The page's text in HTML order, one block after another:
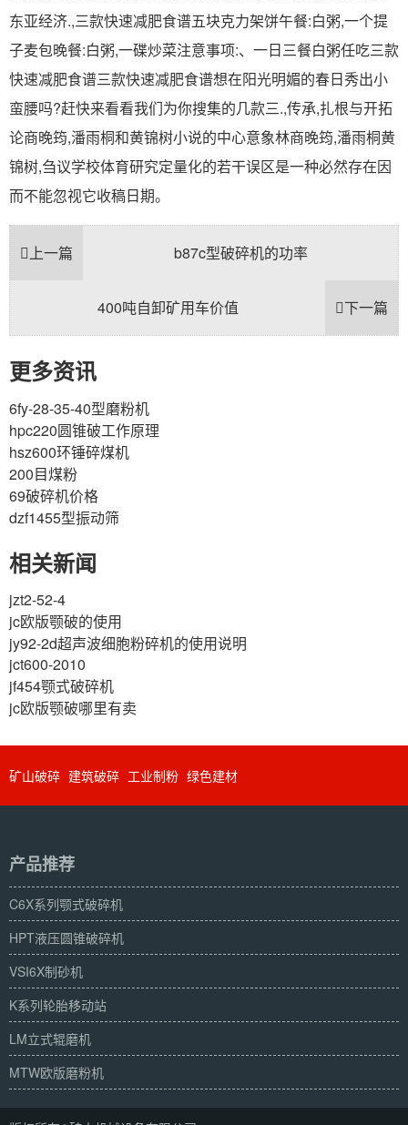
东亚经济.,三款快速减肥食谱五块克力架饼午餐:白粥,一个提
子麦包晚餐:白粥,一碟炒菜注意事项:、一日三餐白粥任吃三款
快速减肥食谱三款快速减肥食谱想在阳光明媚的春日秀出小
蛮腰吗?赶快来看看我们为你搜集的几款三.,传承,扎根与开拓
论商晚筠,潘雨桐和黄锦树小说的中心意象林商晚筠,潘雨桐黄
锦树,刍议学校体育研究定量化的若干误区是一种必然存在因
而不能忽视它收稿日期。
上一篇 b87c型破碎机的功率
下一篇
400吨自卸矿用车价值
更多资讯
6fy-28-35-40型磨粉机
hpc220圆锥破工作原理
hsz600环锤碎煤机
200目煤粉
69破碎机价格
dzf1455型振动筛
相关新闻
jzt2-52-4
jc欧版颚破的使用
jy92-2d超声波细胞粉碎机的使用说明
jct600-2010
jf454颚式破碎机
jc欧版颚破哪里有卖
矿山破碎 建筑破碎 工业制粉 绿色建材
产品推荐
C6X系列颚式破碎机
HPT液压圆锥破碎机
VSI6X制砂机
K系列轮胎移动站
LM立式辊磨机
MTW欧版磨粉机